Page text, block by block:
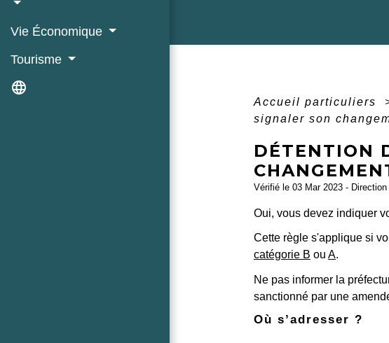
Vie Économique
Tourisme
language
Accueil particuliers
signaler son
DÉTENTION
Vérifié le 03 Mar 2023 -
Oui, vous devez indiquer
Cette règle s'applique si
catégorie B ou A.
Ne pas informer la
sanctionné par une
Où s’adresser ?